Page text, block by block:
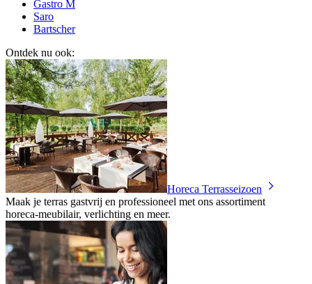
Gastro M
Saro
Bartscher
Ontdek nu ook:
Horeca Terrasseizoen
Maak je terras gastvrij en professioneel met ons assortiment
horeca‑meubilair, verlichting en meer.